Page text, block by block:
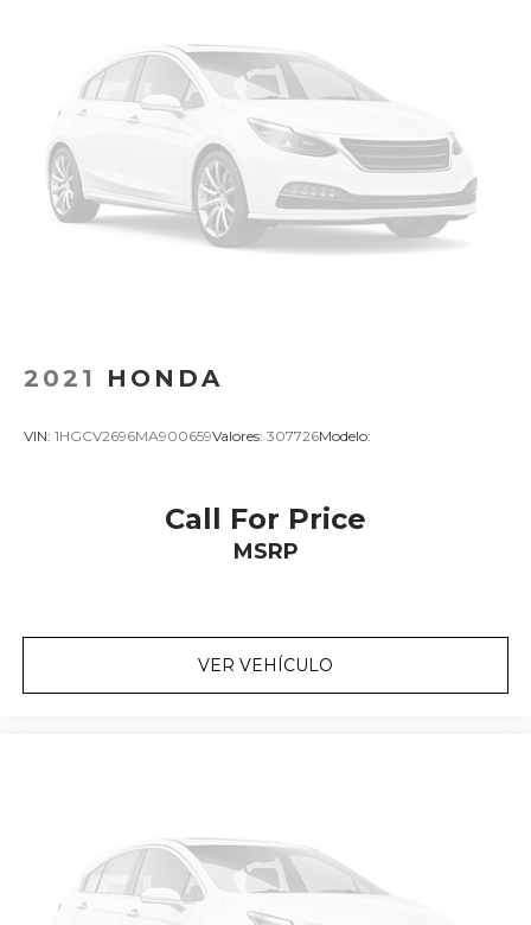
2021 HONDA
VIN: 1HGCV2696MA900659Valores: 307726Modelo:
Call For Price
MSRP
VER VEHÍCULO